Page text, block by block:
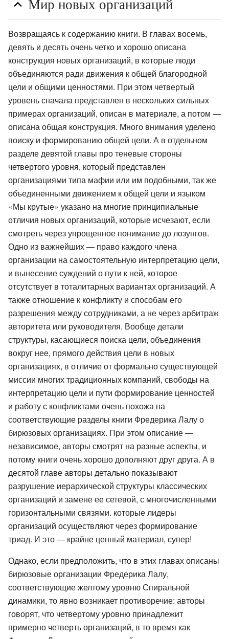
Мир новых организаций
Возвращаясь к содержанию книги. В главах восемь,
девять и десять очень четко и хорошо описана
конструкция новых организаций, в которые люди
объединяются ради движения к общей благородной
цели и общими ценностями. При этом четвертый
уровень сначала представлен в нескольких сильных
примерах организаций, описан в материале, а потом —
описана общая конструкция. Много внимания уделено
поиску и формированию общей цели. А в отдельном
разделе девятой главы про теневые стороны
четвертого уровня, который представлен
организациями типа мафии или им подобными, так же
объединенными движением к общей цели и языком
«Мы крутые» указано на многие принципиальные
отличия новых организаций, которые исчезают, если
смотреть через упрощенное понимание до лозунгов.
Одно из важнейших — право каждого члена
организации на самостоятельную интерпретацию цели,
и вынесение суждений о пути к ней, которое
отсутствует в тоталитарных вариантах организаций. А
также отношение к конфликту и способам его
разрешения между сотрудниками, а не через арбитраж
авторитета или руководителя. Вообще детали
структуры, касающиеся поиска цели, объединения
вокруг нее, прямого действия цели в новых
организациях, в отличие от формально существующей
миссии многих традиционных компаний, свободы на
интерпретацию цели и пути формирование ценностей
и работу с конфликтами очень похожа на
соответствующие разделы книги Фредерика Лалу о
бирюзовых организациях. При этом описание —
независимое, авторы смотрят на разные аспекты, и
потому книги очень хорошо дополняют друг друга. А в
десятой главе авторы детально показывают
разрушение иерархической структуры классических
организаций и замене ее сетевой, с многочисленными
горизонтальными связями. которые лидеры
организаций осуществляют через формирование
триад. И это — крайне ценный материал, супер!
Однако, если предположить, что в этих главах описаны
бирюзовые организации Фредерика Лалу,
соответствующие желтому уровню Спиральной
динамики, то явно возникает противоречие: авторы
говорят, что четвертому уровню принадлежит
примерно четверть организаций, в то время как